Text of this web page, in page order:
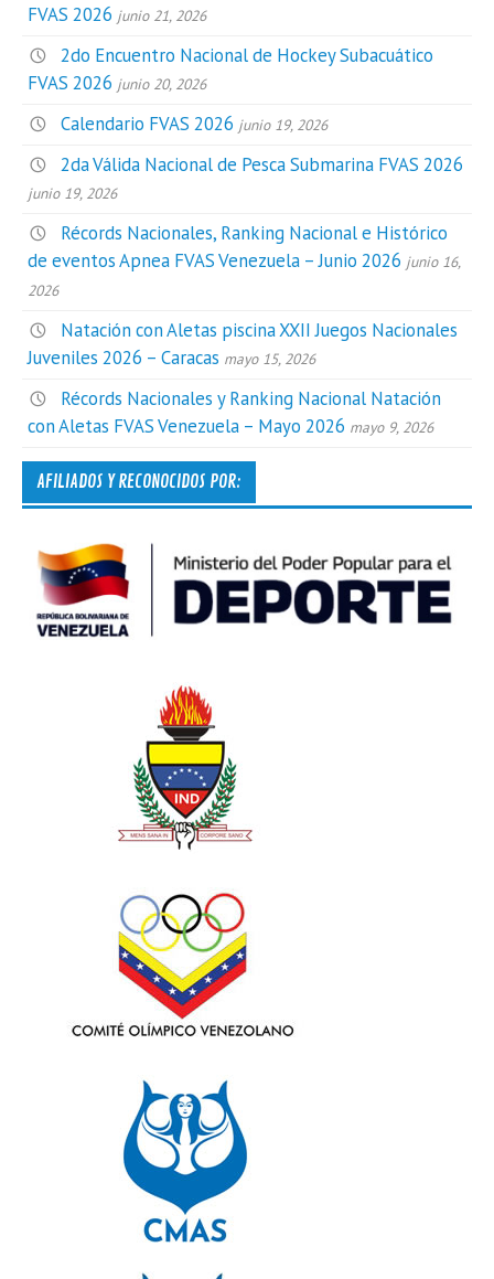
FVAS 2026 junio 21, 2026
2do Encuentro Nacional de Hockey Subacuático
FVAS 2026 junio 20, 2026
Calendario FVAS 2026 junio 19, 2026
2da Válida Nacional de Pesca Submarina FVAS 2026
junio 19, 2026
Récords Nacionales, Ranking Nacional e Histórico
de eventos Apnea FVAS Venezuela – Junio 2026 junio 16,
2026
Natación con Aletas piscina XXII Juegos Nacionales
Juveniles 2026 – Caracas mayo 15, 2026
Récords Nacionales y Ranking Nacional Natación
con Aletas FVAS Venezuela – Mayo 2026 mayo 9, 2026
AFILIADOS Y RECONOCIDOS POR: